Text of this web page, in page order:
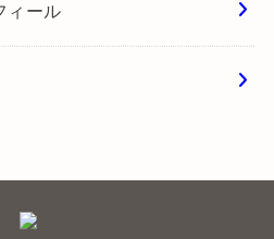
ィール